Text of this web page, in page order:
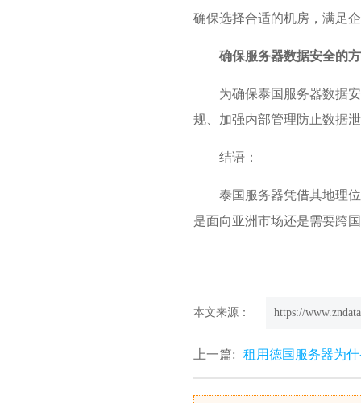
确保选择合适的机房，满足
确保服务器数据安全的
为确保泰国服务器数据
规、加强内部管理防止数据
结语：
泰国服务器凭借其地理
是面向亚洲市场还是需要跨
本文来源： https://
上一篇: 租用德国服务器为